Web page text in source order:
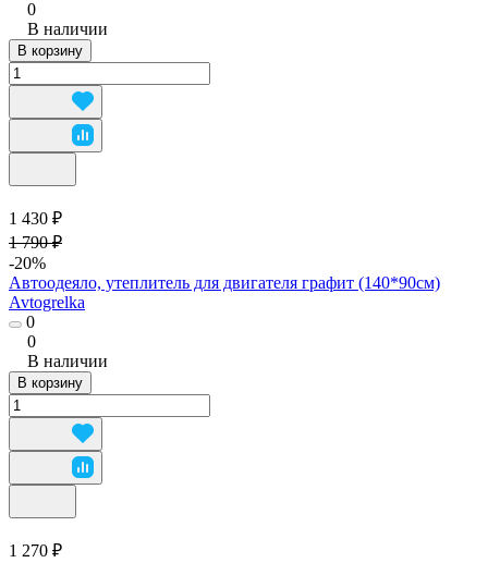
0
В наличии
В корзину
1 430 ₽
1 790 ₽
-20%
Автоодеяло, утеплитель для двигателя графит (140*90см)
Avtogrelka
0
0
В наличии
В корзину
1 270 ₽